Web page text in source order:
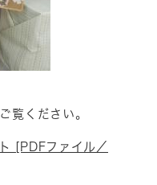
覧ください。
[PDFファイル／